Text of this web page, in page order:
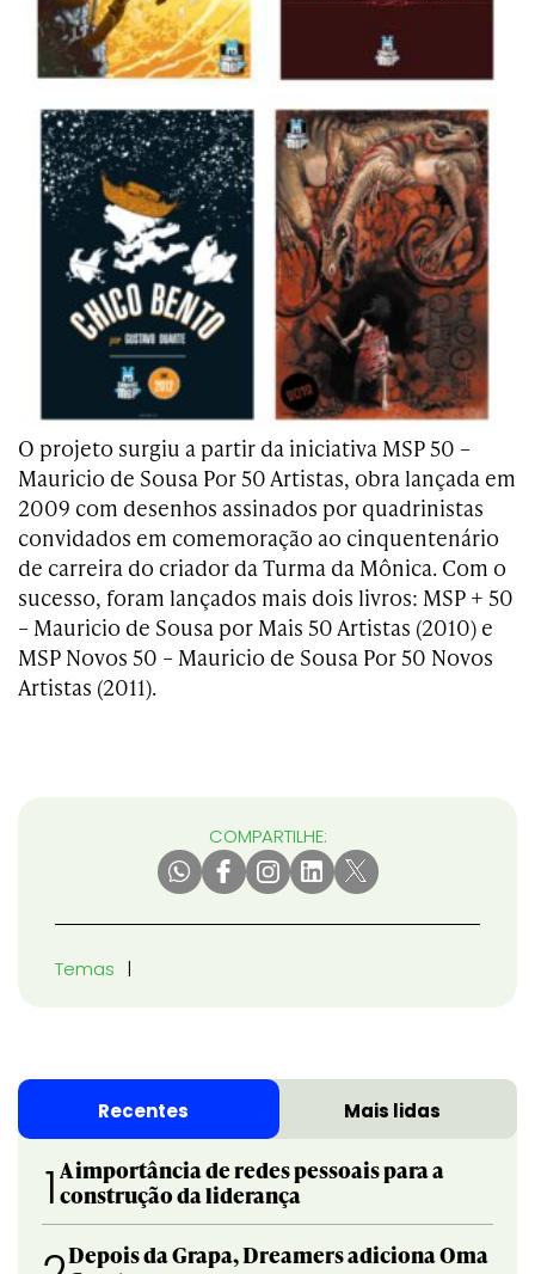
O projeto surgiu a partir da iniciativa MSP 50 –
Mauricio de Sousa Por 50 Artistas, obra lançada em
2009 com desenhos assinados por quadrinistas
convidados em comemoração ao cinquentenário
de carreira do criador da Turma da Mônica. Com o
sucesso, foram lançados mais dois livros: MSP + 50
– Mauricio de Sousa por Mais 50 Artistas (2010) e
MSP Novos 50 – Mauricio de Sousa Por 50 Novos
Artistas (2011).
COMPARTILHE:
Temas
Recentes Mais lidas
1 A importância de redes pessoais para a
construção da liderança
Depois da Grapa, Dreamers adiciona Oma